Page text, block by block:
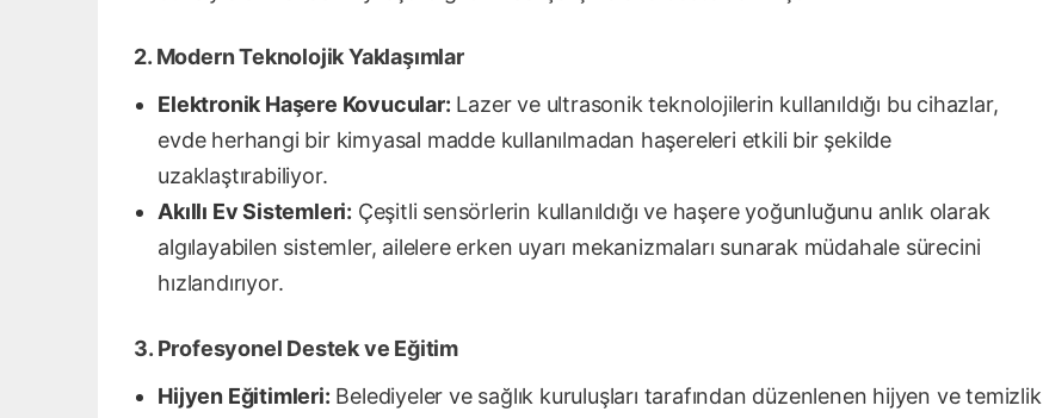
2. Modern Teknolojik Yaklaşımlar
Elektronik Haşere Kovucular: Lazer ve ultrasonik teknolojilerin kullanıldığı bu cihazlar,
evde herhangi bir kimyasal madde kullanılmadan haşereleri etkili bir şekilde
uzaklaştırabiliyor.
Akıllı Ev Sistemleri: Çeşitli sensörlerin kullanıldığı ve haşere yoğunluğunu anlık olarak
algılayabilen sistemler, ailelere erken uyarı mekanizmaları sunarak müdahale sürecini
hızlandırıyor.
3. Profesyonel Destek ve Eğitim
Hijyen Eğitimleri: Belediyeler ve sağlık kuruluşları tarafından düzenlenen hijyen ve temizlik